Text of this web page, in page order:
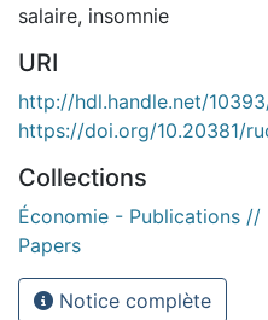
salaire, insomnie
URI
http://hdl.handle.net/
https://doi.org/10.20381/
Collections
Économie - Publications //
Papers
Notice complète